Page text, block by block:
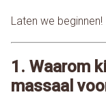
Laten we beginnen!
1. Waarom
massaal